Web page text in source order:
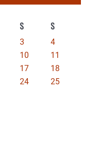
S S
3
4
10
11
17
18
24
25